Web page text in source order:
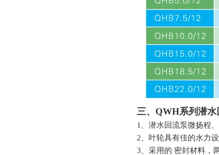
三、 QWH系列潜
1、潜水回流泵微扬程
2、叶轮具有佳的水力
3、采用的 密封材料，